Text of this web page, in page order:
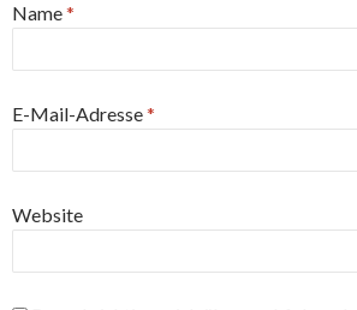
Name*
E-Mail-Adresse*
Website